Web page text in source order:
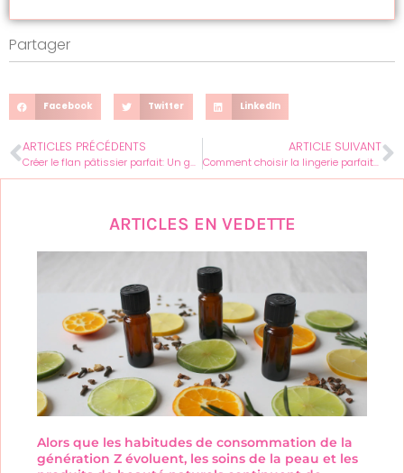
Partager
Facebook Twitter LinkedIn
ARTICLES PRÉCÉDENTS
Créer le flan pâtissier parfait: Un guide détaillé pour les femmes gourmandes
ARTICLE SUIVANT
Comment choisir la lingerie parfaite pour chaque occasion : guide de style
ARTICLES EN VEDETTE
Alors que les habitudes de consommation de la
génération Z évoluent, les soins de la peau et les